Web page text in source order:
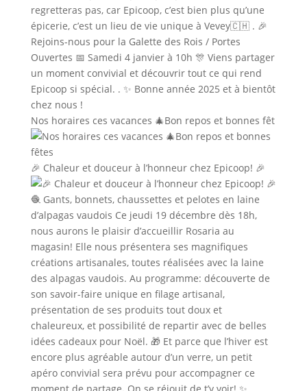
Nos horaires ces vacances 🎄Bon repos et bonnes fêt
🎉 Chaleur et douceur à l’honneur chez Epicoop! 🎉